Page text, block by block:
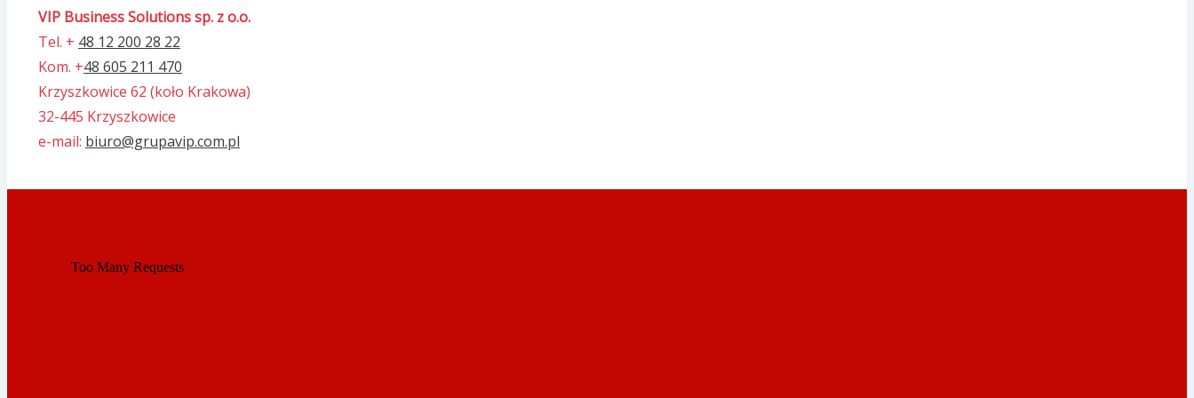
VIP Business Solutions sp. z o.o.
Tel. + 48 12 200 28 22
Kom. +48 605 211 470
Krzyszkowice 62 (koło Krakowa)
32-445 Krzyszkowice
e-mail: biuro@grupavip.com.pl